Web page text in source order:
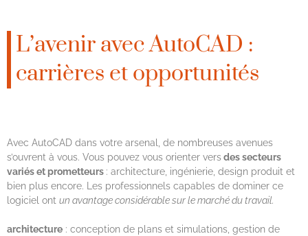
L’avenir avec AutoCAD :
carrières et opportunités
Avec AutoCAD dans votre arsenal, de nombreuses avenues
s’ouvrent à vous. Vous pouvez vous orienter versdes secteurs
variés et prometteurs : architecture, ingénierie, design produit et
bien plus encore. Les professionnels capables de dominer ce
logiciel ont un avantage considérable sur le marché du travail.
architecture : conception de plans et simulations, gestion de